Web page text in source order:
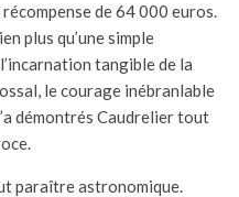
de 64 000 euros.
plus qu’une simple
tangible de la
le courage inébranlable
démontrés Caudrelier tout
paraître astronomique.